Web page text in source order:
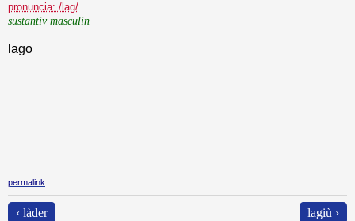
pronuncia: /lag/
sustantiv masculin
lago
permalink
‹ làder lagiù ›